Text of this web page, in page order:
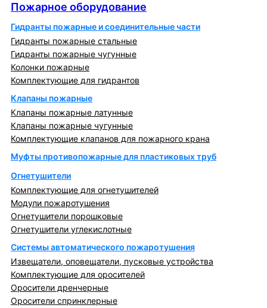
Пожарное оборудование
Гидранты пожарные и соединительные части
Гидранты пожарные стальные
Гидранты пожарные чугунные
Колонки пожарные
Комплектующие для гидрантов
Клапаны пожарные
Клапаны пожарные латунные
Клапаны пожарные чугунные
Комплектующие клапанов для пожарного крана
Муфты противопожарные для пластиковых труб
Огнетушители
Комплектующие для огнетушителей
Модули пожаротушения
Огнетушители порошковые
Огнетушители углекислотные
Системы автоматического пожаротушения
Извещатели, оповещатели, пусковые устройства
Комплектующие для оросителей
Оросители дренчерные
Оросители спринклерные